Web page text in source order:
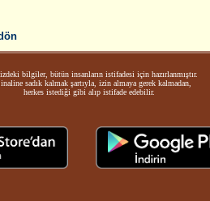
bilgiler, bütün insanların istifadesi için hazırlanmıştır.
sadık kalmak şartıyla, izin almaya gerek kalmadan,
herkes istediği gibi alıp istifade edebilir.